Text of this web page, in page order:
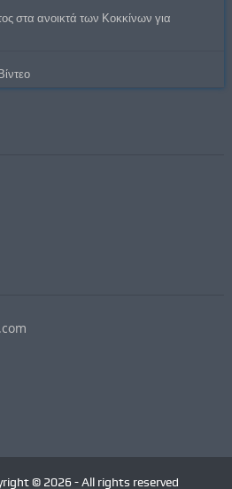
στα ανοικτά των Κοκκίνων για
© 2026 - All rights reserved